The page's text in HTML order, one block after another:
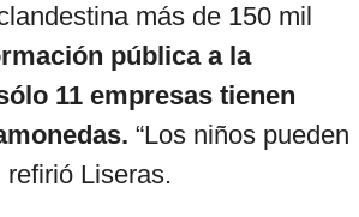
más de 150 mil
pública a la
11 empresas tienen
“Los niños pueden
Liseras.